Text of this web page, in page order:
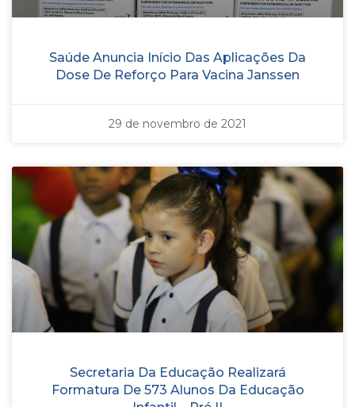
Saúde Anuncia Início Das Aplicações Da
Dose De Reforço Para Vacina Janssen
29 de novembro de 2021
Secretaria Da Educação Realizará
Formatura De 573 Alunos Da Educação